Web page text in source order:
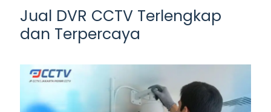
Jual DVR CCTV Terlengkap
dan Terpercaya